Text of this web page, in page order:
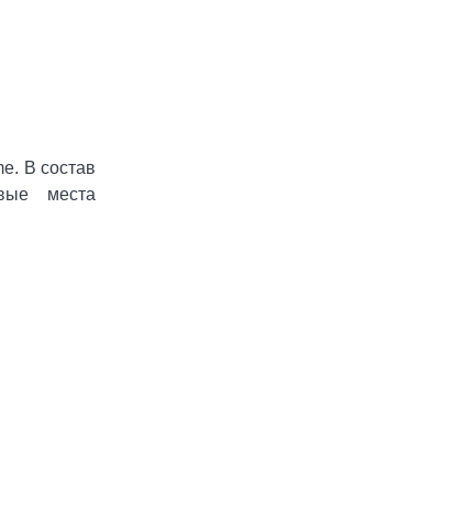
В состав
места